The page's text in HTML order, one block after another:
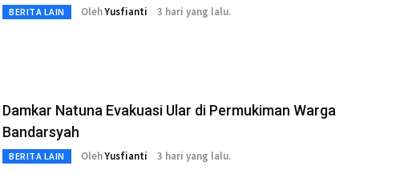
BERITA LAIN OlehYusfianti 3 hari yang lalu.
Damkar Natuna Evakuasi Ular di Permukiman Warga
Bandarsyah
BERITA LAIN OlehYusfianti 3 hari yang lalu.